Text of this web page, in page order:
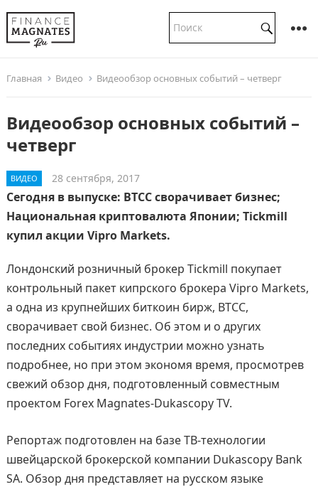
Главная Видео Видеообзор основных событий – четверг
Видеообзор основных событий –
четверг
ВИДЕО 28 сентября, 2017
Сегодня в выпуске: BTCC сворачивает бизнес;
Национальная криптовалюта Японии; Tickmill
купил акции Vipro Markets.
Лондонский розничный брокер Tickmill покупает
контрольный пакет кипрского брокера Vipro Markets,
а одна из крупнейших биткоин бирж, BTCC,
сворачивает свой бизнес. Об этом и о других
последних событиях индустрии можно узнать
подробнее, но при этом экономя время, просмотрев
свежий обзор дня, подготовленный совместным
проектом Forex Magnates-Dukascopy TV.
Репортаж подготовлен на базе ТВ-технологии
швейцарской брокерской компании Dukascopy Bank
SA. Обзор дня представляет на русском языке